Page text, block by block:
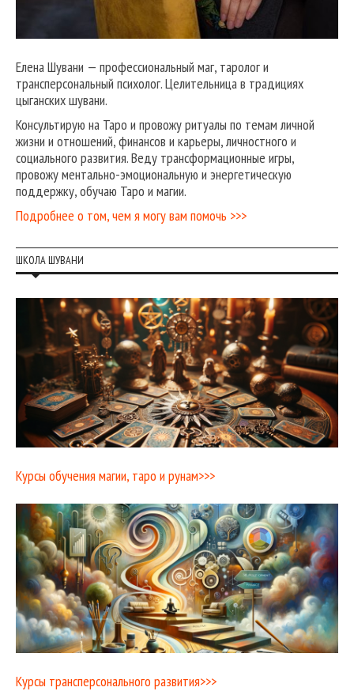
Елена Шувани — профессиональный маг, таролог и
трансперсональный психолог. Целительница в традициях
цыганских шувани.
Консультирую на Таро и провожу ритуалы по темам личной
жизни и отношений, финансов и карьеры, личностного и
социального развития. Веду трансформационные игры,
провожу ментально-эмоциональную и энергетическую
поддержку, обучаю Таро и магии.
Подробнее о том, чем я могу вам помочь >>>
ШКОЛА ШУВАНИ
Курсы обучения магии, таро и рунам>>>
Курсы трансперсонального развития>>>